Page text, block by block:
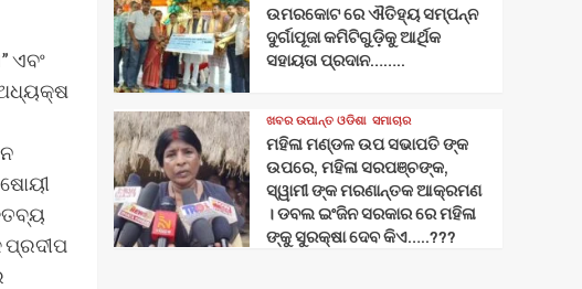
ଏବଂ
ଅଧ୍ୟକ୍ଷ
ପ୍ରଦୀପ
ଉମରକୋଟ ରେ ଐତିହ୍ୟ ସମ୍ପନ୍ନ
ଦୁର୍ଗାପୂଜା କମିଟିଗୁଡ଼ିକୁ ଆର୍ଥିକ
ସହାୟତା ପ୍ରଦାନ……..
ଖବର ଉପାନ୍ତ ଓଡିଶା ସମାଚାର
ମହିଳା ମଣ୍ଡଳ ଉପ ସଭାପତି ଙ୍କ
ଉପରେ, ମହିଳା ସରପଞ୍ଚଙ୍କ,
ସ୍ୱାମୀ ଙ୍କ ମରଣାନ୍ତକ ଆକ୍ରମଣ
। ଡବଲ ଇଂଜିନ ସରକାର ରେ ମହିଳା
ଙ୍କୁ ସୁରକ୍ଷା ଦେବ କିଏ…..???